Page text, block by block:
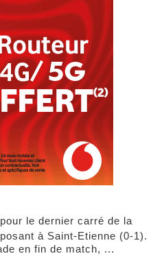
le dernier carré de la
à Saint-Etienne (0-1).
en fin de match, ...